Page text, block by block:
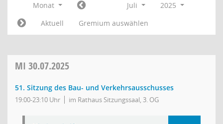
Monat Juli
2025
Aktuell
Gremium auswählen
MI 30.07.2025
51. Sitzung des Bau- und Verkehrsausschusses
19:00-23:10 Uhr im Rathaus Sitzungssaal, 3. OG